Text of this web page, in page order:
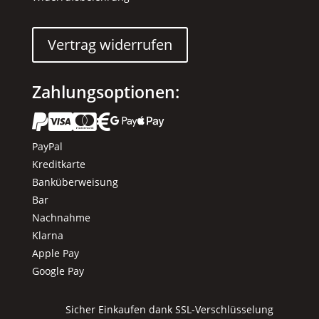
Vertrag widerrufen
Zahlungsoptionen:
 
PayPal
Kreditkarte
Banküberweisung
Bar
Nachnahme
Klarna
Apple Pay
Google Pay
Sicher Einkaufen dank SSL-Verschlüsselung